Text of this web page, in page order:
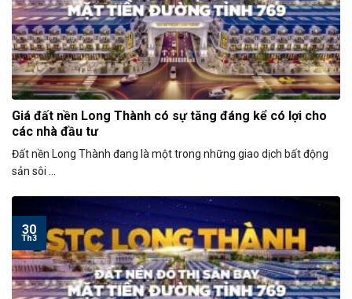
Giá đất nền Long Thành có sự tăng đáng kể có lợi cho
các nhà đầu tư
Đất nền Long Thành đang là một trong những giao dịch bất động
sản sôi ...
30
Th3